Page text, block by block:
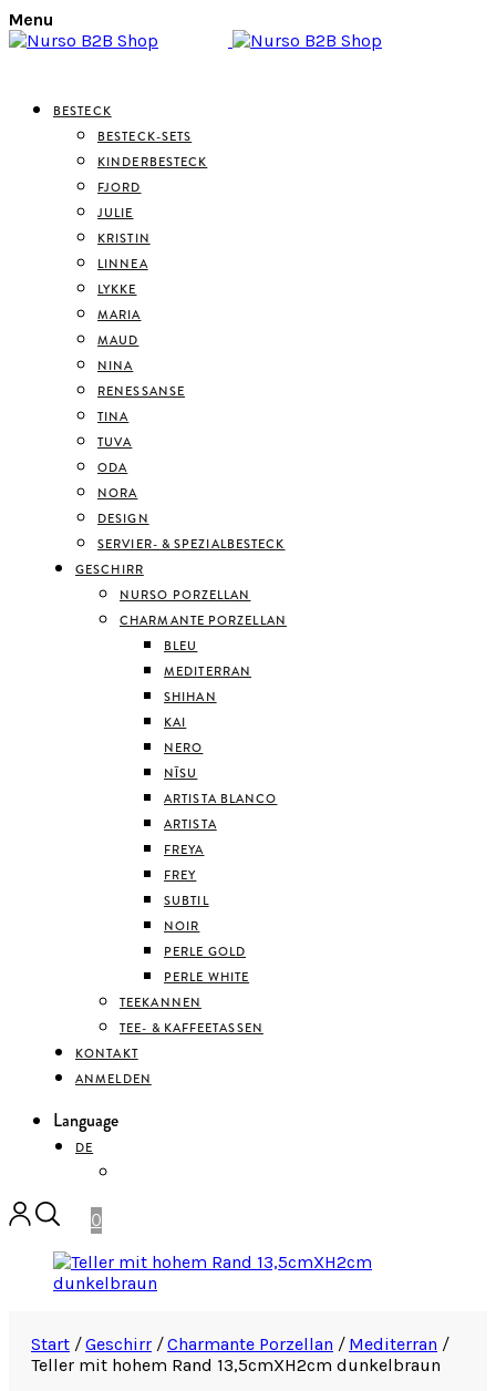
Menu
BESTECK
BESTECK-SETS
KINDERBESTECK
FJORD
JULIE
KRISTIN
LINNEA
LYKKE
MARIA
MAUD
NINA
RENESSANSE
TINA
TUVA
ODA
NORA
DESIGN
SERVIER- & SPEZIALBESTECK
GESCHIRR
NURSO PORZELLAN
CHARMANTE PORZELLAN
BLEU
MEDITERRAN
SHIHAN
KAI
NERO
NĪSU
ARTISTA BLANCO
ARTISTA
FREYA
FREY
SUBTIL
NOIR
PERLE GOLD
PERLE WHITE
TEEKANNEN
TEE- & KAFFEETASSEN
KONTAKT
ANMELDEN
Language
DE
0
Start / Geschirr / Charmante Porzellan / Mediterran /
Teller mit hohem Rand 13,5cmXH2cm dunkelbraun